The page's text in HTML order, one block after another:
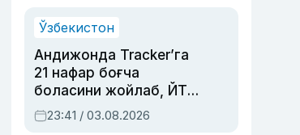
Ўзбекистон
Андижонда Tracker’га
21 нафар боғча
боласини жойлаб, ЙТҲ
содир этган аёлга суд
ҳукми ўқилди
23:41 / 03.08.2026